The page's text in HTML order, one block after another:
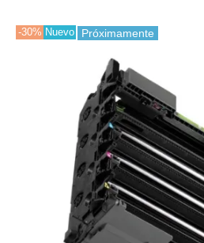
-30% Nuevo Próximamente